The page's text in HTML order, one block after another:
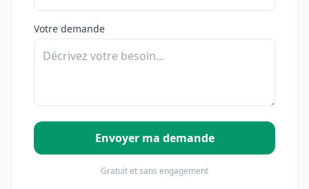
Votre demande
Envoyer ma demande
Gratuit et sans engagement